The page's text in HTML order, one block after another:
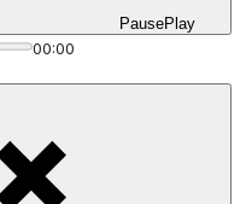
PausePlay
00:00